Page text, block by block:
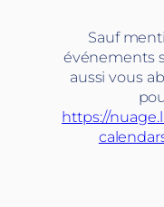
Sauf
événements
aussi vous
https://